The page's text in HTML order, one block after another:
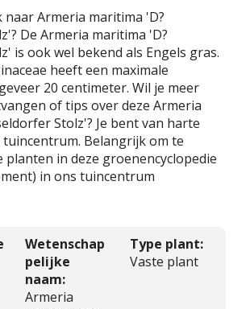
naar Armeria maritima 'D?
De Armeria maritima 'D?
is ook wel bekend als Engels gras.
heeft een maximale
20 centimeter. Wil je meer
of tips over deze Armeria
Stolz'? Je bent van harte
Belangrijk om te
planten in deze groenencyclopedie
in ons tuincentrum
Wetenschap
pelijke
naam:
Armeria
Type plant:
Vaste plant